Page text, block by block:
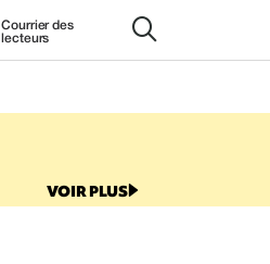
Courrier des
lecteurs
VOIR PLUS